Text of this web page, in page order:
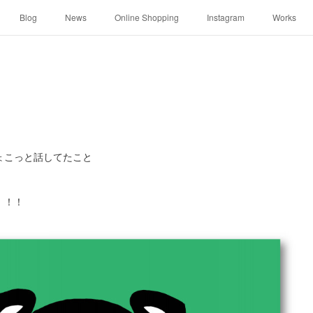
Blog News Online Shopping Instagram Works
っと話してたこと
！